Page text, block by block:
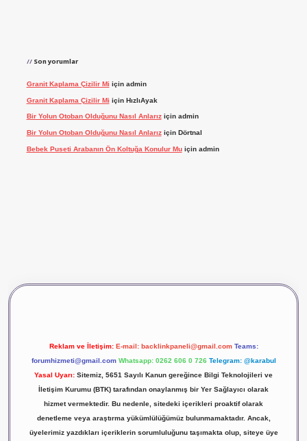
Son yorumlar
Granit Kaplama Çizilir Mi için admin
Granit Kaplama Çizilir Mi için HızlıAyak
Bir Yolun Otoban Olduğunu Nasıl Anlarıziçin admin
Bir Yolun Otoban Olduğunu Nasıl Anlarıziçin Dörtnal
Bebek Puseti Arabanın Ön Koltuğa Konulur Muiçin admin
Reklam ve İletişim: E-mail: backlinkpaneli@gmail.com Teams:
forumhizmeti@gmail.com Whatsapp: 0262 606 0 726 Telegram: @karabul
Yasal Uyarı: Sitemiz, 5651 Sayılı Kanun gereğince Bilgi Teknolojileri ve
İletişim Kurumu (BTK) tarafından onaylanmış bir Yer Sağlayıcı olarak
hizmet vermektedir. Bu nedenle, sitedeki içerikleri proaktif olarak
denetleme veya araştırma yükümlülüğümüz bulunmamaktadır. Ancak,
üyelerimiz yazdıkları içeriklerin sorumluluğunu taşımakta olup, siteye üye